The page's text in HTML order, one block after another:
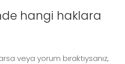
hangi haklara
veya yorum bıraktıysanız,